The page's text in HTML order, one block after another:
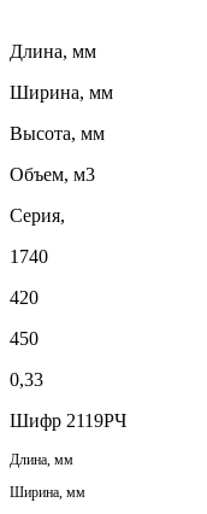
Длина, мм
Ширина, мм
Высота, мм
Объем, м3
Серия,
1740
420
450
0,33
Шифр 2119РЧ
Длина, мм
Ширина, мм